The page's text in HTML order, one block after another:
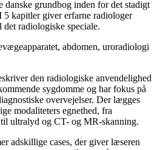
danske grundbog inden for det stadigt
kapitler giver erfarne radiologer
radiologiske speciale.
abdomen, uroradiologi
den radiologiske anvendelighed
sygdomme og har fokus på
overvejelser. Der lægges
modaliteters egnethed, fra
ultralyd og CT- og MR-skanning.
adskillige cases, der giver læseren